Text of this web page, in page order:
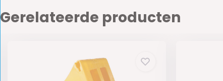
Gerelateerde producten